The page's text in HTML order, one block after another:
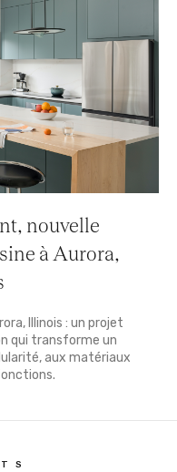
nouvelle
à Aurora,
Illinois : un projet
qui transforme un
aux matériaux